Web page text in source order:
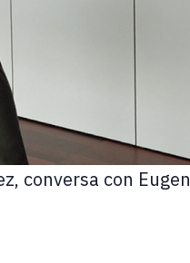
conversa con